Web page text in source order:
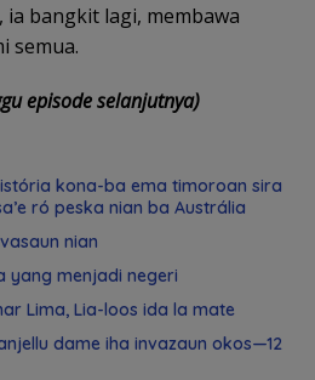
bangkit lagi, membawa
semua.
episode selanjutnya)
kona-ba ema timoroan sira
ró peska nian ba Austrália
nian
yang menjadi negeri
Lima, Lia-loos ida la mate
dame iha invazaun okos—12